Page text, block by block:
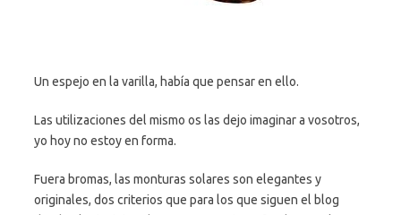
Un espejo en la varilla, había que pensar en ello.
Las utilizaciones del mismo os las dejo imaginar a vosotros,
yo hoy no estoy en forma.
Fuera bromas, las monturas solares son elegantes y
originales, dos criterios que para los que siguen el blog